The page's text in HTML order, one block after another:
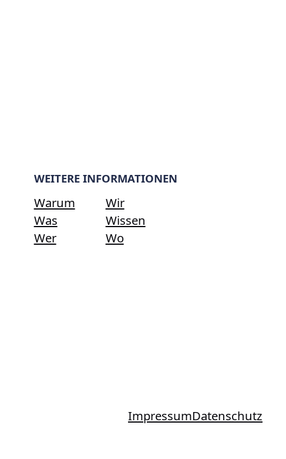
WEITERE INFORMATIONEN
Warum
Was
Wer
Wir
Wissen
Wo
ImpressumDatenschutz